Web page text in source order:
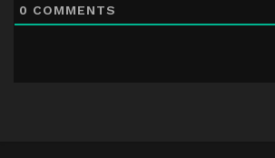
0 COMMENTS